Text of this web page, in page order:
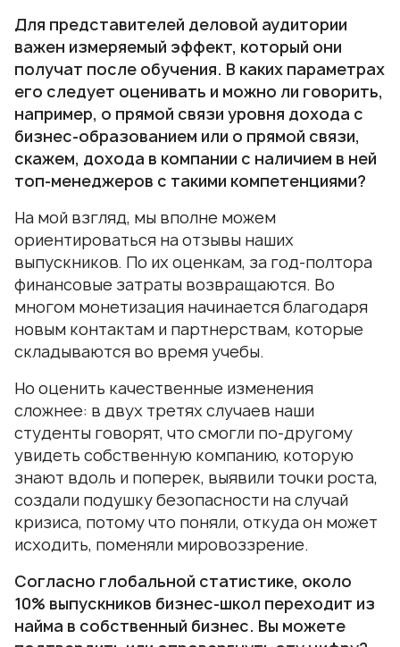
Для представителей деловой аудитории
важен измеряемый эффект, который они
получат после обучения. В каких параметрах
его следует оценивать и можно ли говорить,
например, о прямой связи уровня дохода с
бизнес-образованием или о прямой связи,
скажем, дохода в компании с наличием в ней
топ-менеджеров с такими компетенциями?
На мой взгляд, мы вполне можем
ориентироваться на отзывы наших
выпускников. По их оценкам, за год-полтора
финансовые затраты возвращаются. Во
многом монетизация начинается благодаря
новым контактам и партнерствам, которые
складываются во время учебы.
Но оценить качественные изменения
сложнее: в двух третях случаев наши
студенты говорят, что смогли по-другому
увидеть собственную компанию, которую
знают вдоль и поперек, выявили точки роста,
создали подушку безопасности на случай
кризиса, потому что поняли, откуда он может
исходить, поменяли мировоззрение.
Согласно глобальной статистике, около
10% выпускников бизнес-школ переходит из
найма в собственный бизнес. Вы можете